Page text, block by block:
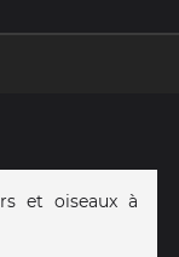
et oiseaux à